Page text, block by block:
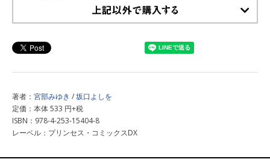
著者： 宮部みゆき /坂口よしを
定価：本体 533 円+税
ISBN：978-4-253-15404-8
レーベル：プリンセス・コミックスDX